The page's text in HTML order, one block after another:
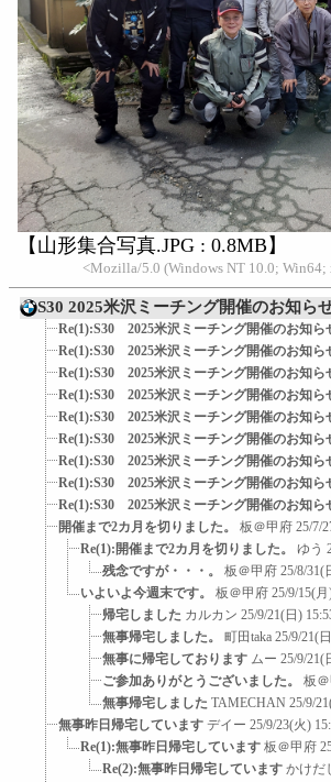
【山形集合写真.JPG : 0.8MB】
<Mozilla/5.0 (Windows NT 10.0;
S30 2025米沢ミーチング開催のお知ら
Re(1):S30 2025米沢ミーチング開催のお知ら
Re(1):S30 2025米沢ミーチング開催のお知ら
Re(1):S30 2025米沢ミーチング開催のお知ら
Re(1):S30 2025米沢ミーチング開催のお知ら
Re(1):S30 2025米沢ミーチング開催のお知ら
Re(1):S30 2025米沢ミーチング開催のお知ら
Re(1):S30 2025米沢ミーチング開催のお知ら
Re(1):S30 2025米沢ミーチング開催のお知ら
Re(1):S30 2025米沢ミーチング開催のお知ら
開催まで2カ月を切りました。
板＠甲府 25/7/
Re(1):開催まで2カ月を切りました。
ゆう
残念ですが・・・。
板＠甲府 25/8/31(
いよいよ今週末です。
板＠甲府 25/9/15(
帰宅しました カルカン 25/9/21(日)
無事帰宅しました。
町田taka 25/9/21(
無事に帰宅しております ムー 25/9/21(
ご参加ありがとうございました。
板
無事帰宅しました TAMECHAN 25/9/
無事昨日帰宅しています デイー 25/9/23(火)
Re(1):無事昨日帰宅しています 板＠甲府
Re(2):無事昨日帰宅しています かけだ